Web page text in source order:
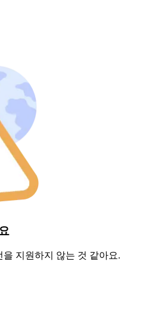
지원하지 않는 것 같아요.